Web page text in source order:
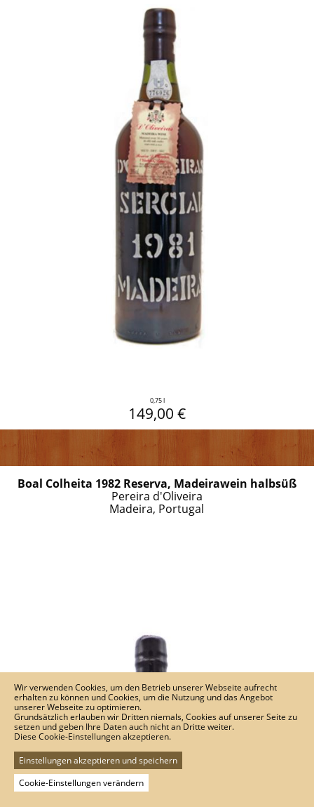
0,75 l
149,00 €
Boal Colheita 1982 Reserva, Madeirawein halbsüß
Pereira d'Oliveira
Madeira, Portugal
Wir verwenden Cookies, um den Betrieb unserer Webseite aufrecht
erhalten zu können und Cookies, um die Nutzung und das Angebot
unserer Webseite zu optimieren.
Grundsätzlich erlauben wir Dritten niemals, Cookies auf unserer Seite zu
setzen und geben Ihre Daten auch nicht an Dritte weiter.
Diese Cookie-Einstellungen akzeptieren.
Einstellungen akzeptieren und speichern
Cookie-Einstellungen verändern